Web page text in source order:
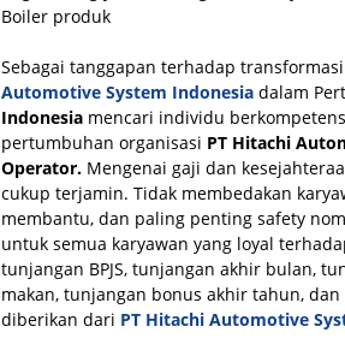
Boiler produk
Sebagai tanggapan terhadap
Automotive System Indonesia dalam
Indonesia mencari individu
pertumbuhan organisasi PT Hitachi
Operator. Mengenai gaji dan
cukup terjamin. Tidak membedakan
membantu, dan paling penting safety
untuk semua karyawan yang loyal
tunjangan BPJS, tunjangan akhir bulan,
makan, tunjangan bonus akhir tahun,
diberikan dari PT Hitachi Automotive